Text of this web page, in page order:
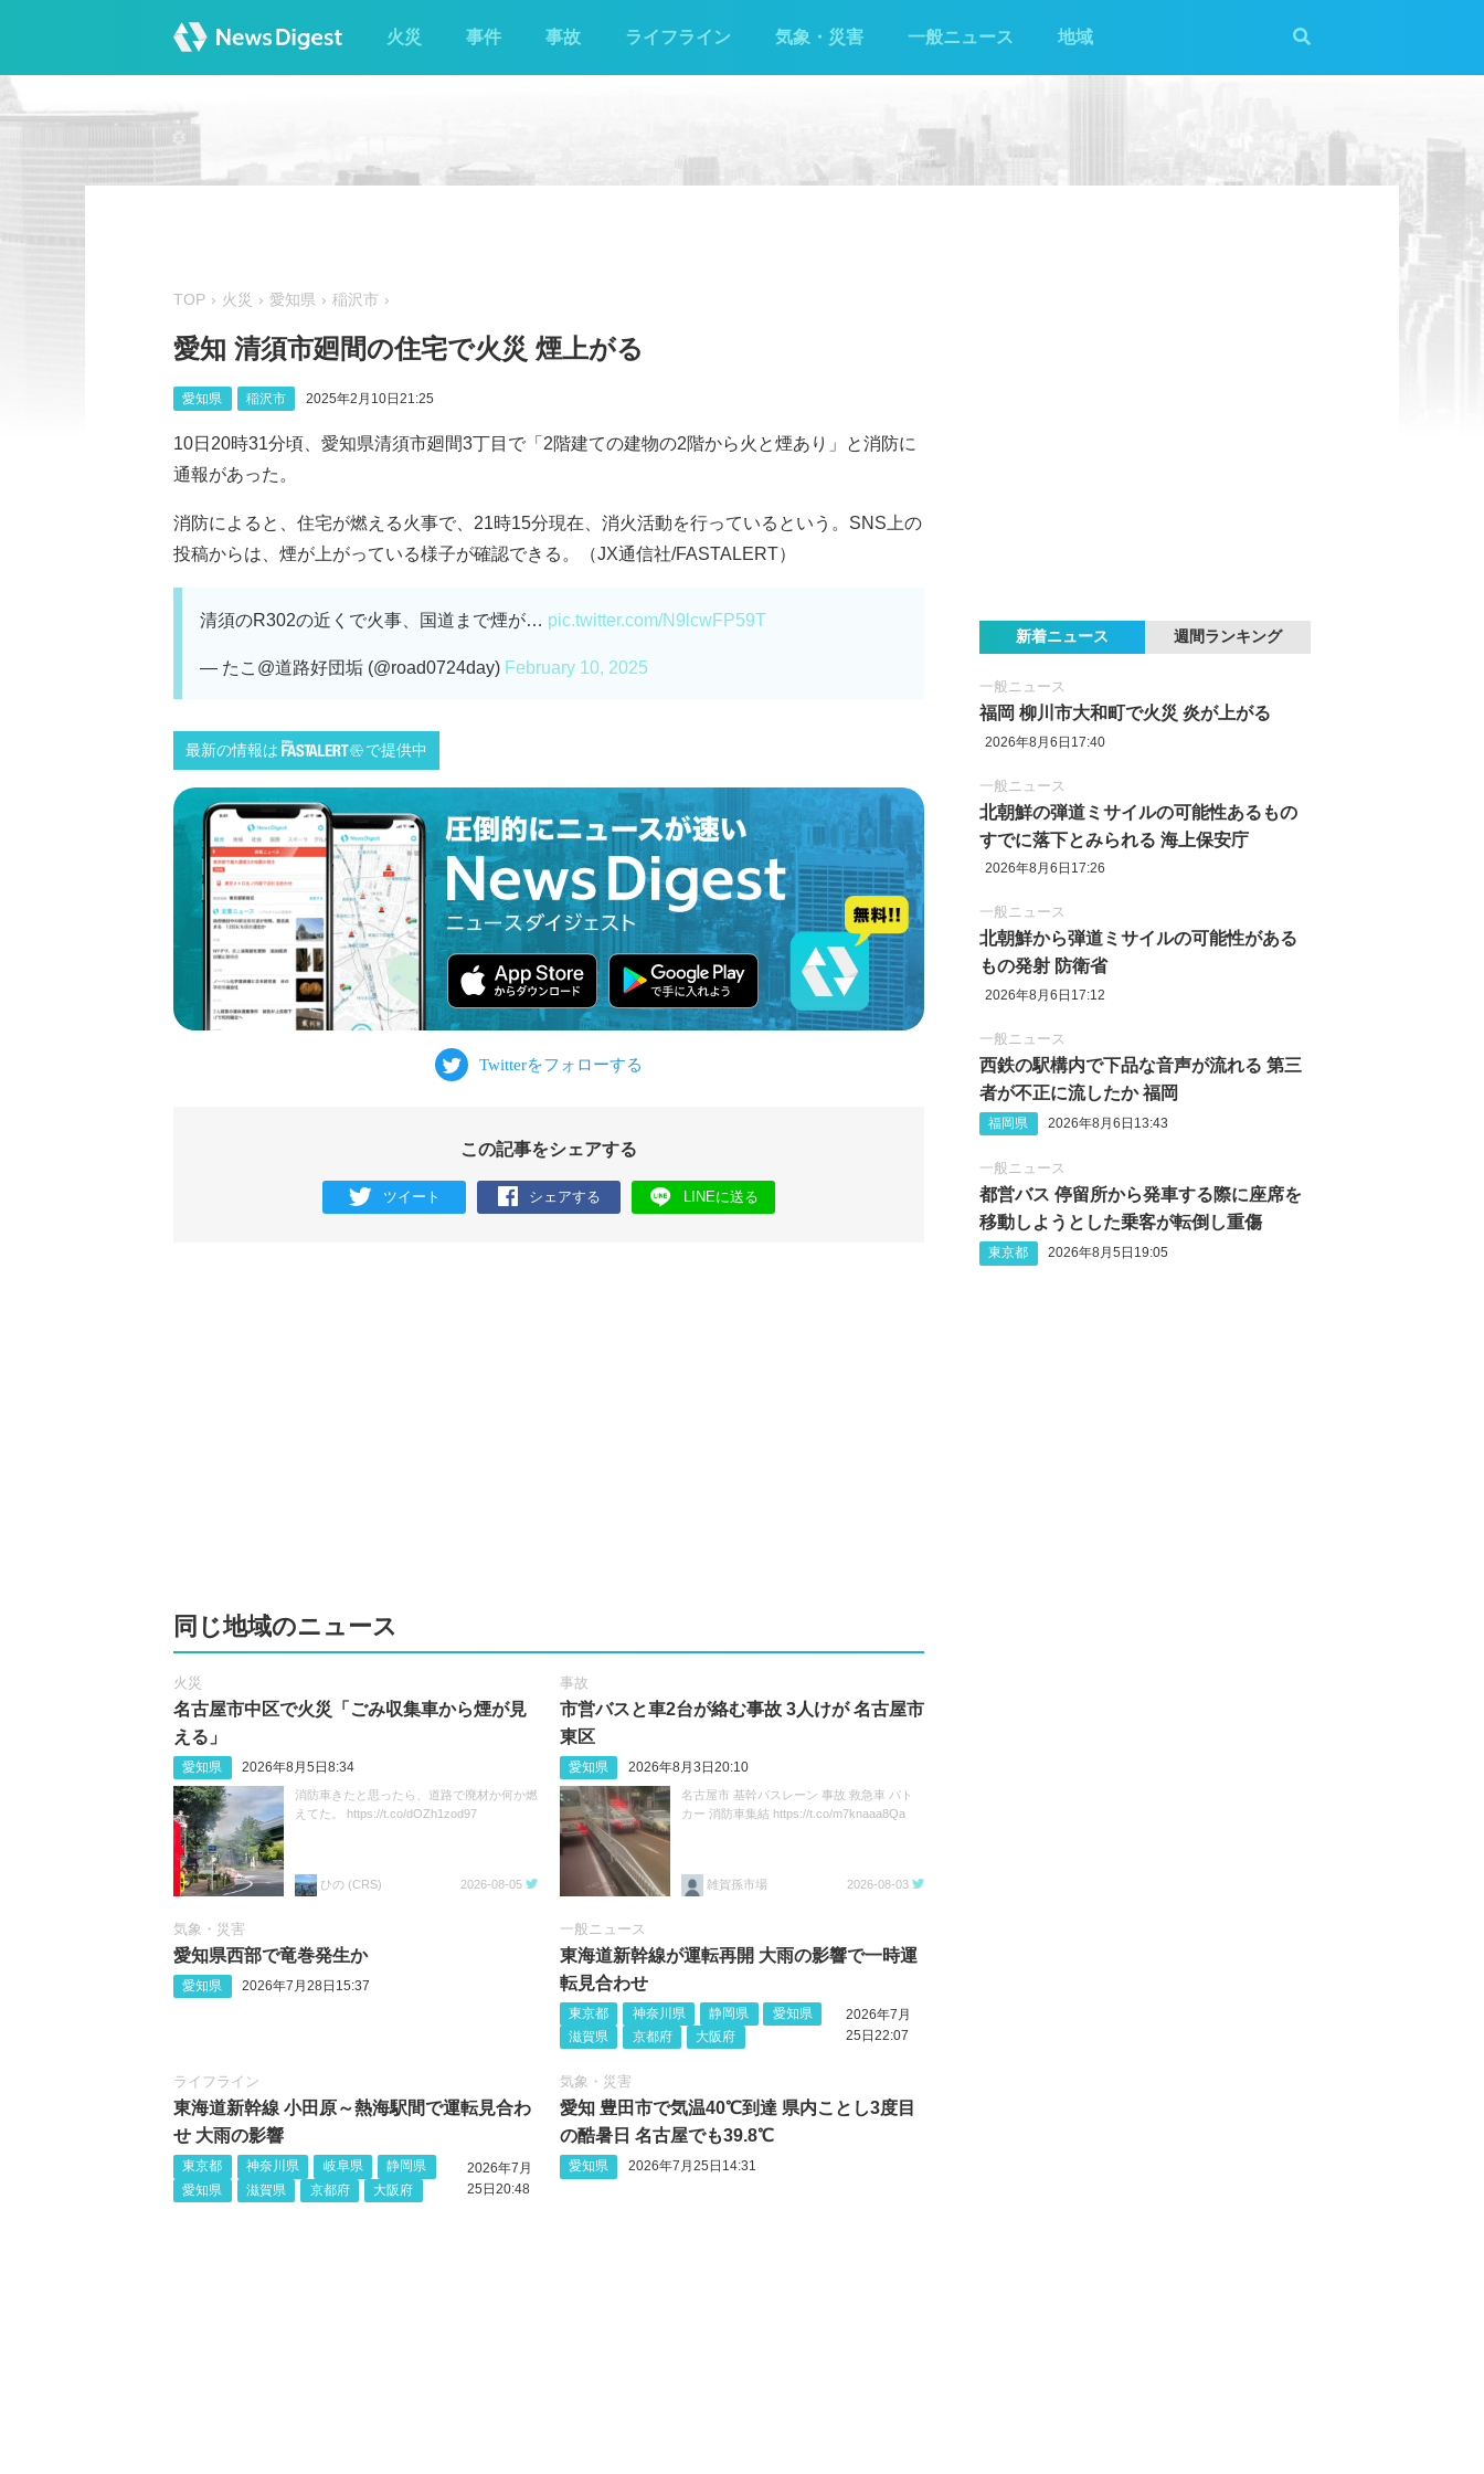
火災 事件 事故 ライフライン 気象・災害 一般ニュース 地域
TOP 火災 愛知県 稲沢市
愛知 清須市廻間の住宅で火災 煙上がる
愛知県 稲沢市 2025年2月10日21:25
10日20時31分頃、愛知県清須市廻間3丁目で「2階建ての建物の2階から火と煙あり」と消防に
通報があった。
消防によると、住宅が燃える火事で、21時15分現在、消火活動を行っているという。SNS上の
投稿からは、煙が上がっている様子が確認できる。（JX通信社/FASTALERT）
清須のR302の近くで火事、国道まで煙が… pic.twitter.com/N9lcwFP59T
— たこ@道路好団垢 (@road0724day) February 10, 2025
最新の情報は で提供中
この記事をシェアする
ツイート シェアする LINEに送る
同じ地域のニュース
火災
名古屋市中区で火災「ごみ収集車から煙が見
える」
愛知県 2026年8月5日8:34
消防車きたと思ったら、道路で廃材か何か燃
えてた。 https://t.co/dOZh1zod97
ひの (CRS) 2026-08-05
事故
市営バスと車2台が絡む事故 3人けが 名古屋市
東区
愛知県 2026年8月3日20:10
名古屋市 基幹バスレーン 事故 救急車 パト
カー 消防車集結 https://t.co/m7knaaa8Qa
雑賀孫市場 2026-08-03
気象・災害
愛知県西部で竜巻発生か
愛知県 2026年7月28日15:37
一般ニュース
東海道新幹線が運転再開 大雨の影響で一時運
転見合わせ
東京都 神奈川県 静岡県
愛知県
滋賀県
京都府 大阪府
2026年7月
25日22:07
ライフライン
東海道新幹線 小田原～熱海駅間で運転見合わ
せ 大雨の影響
東京都 神奈川県 岐阜県
静岡県
愛知県
滋賀県 京都府 大阪府
2026年7月
25日20:48
気象・災害
愛知 豊田市で気温40℃到達 県内ことし3度目
の酷暑日 名古屋でも39.8℃
愛知県 2026年7月25日14:31
新着ニュース 週間ランキング
一般ニュース
福岡 柳川市大和町で火災 炎が上がる
2026年8月6日17:40
一般ニュース
北朝鮮の弾道ミサイルの可能性あるもの
すでに落下とみられる 海上保安庁
2026年8月6日17:26
一般ニュース
北朝鮮から弾道ミサイルの可能性がある
もの発射 防衛省
2026年8月6日17:12
一般ニュース
西鉄の駅構内で下品な音声が流れる 第三
者が不正に流したか 福岡
福岡県 2026年8月6日13:43
一般ニュース
都営バス 停留所から発車する際に座席を
移動しようとした乗客が転倒し重傷
東京都 2026年8月5日19:05